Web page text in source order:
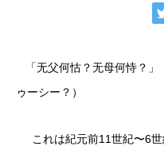
「无父何怙？无母何恃？
ゥーシー？）
これは紀元前11世紀〜6世